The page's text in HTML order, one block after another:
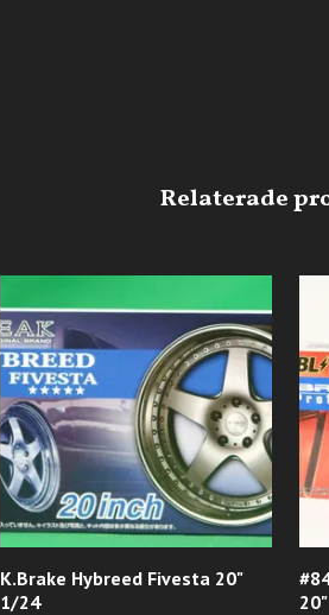
K.Brake Hybreed Fivesta 20"
1/24